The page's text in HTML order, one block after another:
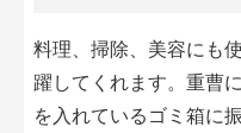
料理、掃除、美容にも
躍してくれます。重曹
を入れているゴミ箱に